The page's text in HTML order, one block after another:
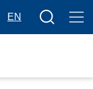
EN
Bottone